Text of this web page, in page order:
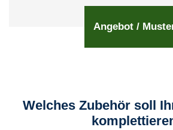
Angebot /
Welches Zubehör soll